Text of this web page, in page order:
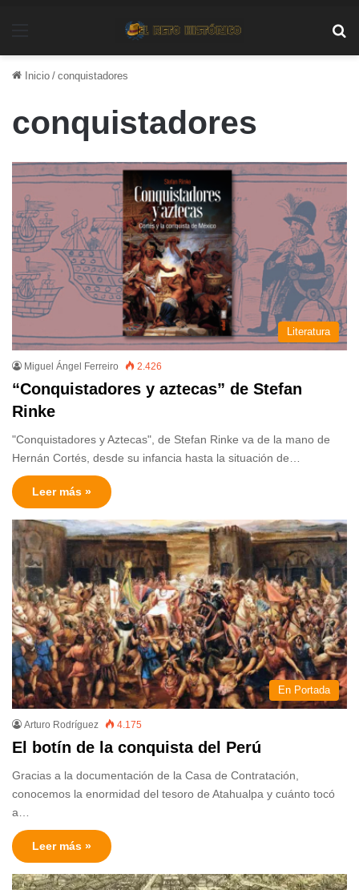
Inicio / conquistadores
conquistadores
Literatura
Miguel Ángel Ferreiro 2.426
“Conquistadores y aztecas” de Stefan
Rinke
"Conquistadores y Aztecas", de Stefan Rinke va de la mano de
Hernán Cortés, desde su infancia hasta la situación de…
Leer más »
En Portada
Arturo Rodríguez 4.175
El botín de la conquista del Perú
Gracias a la documentación de la Casa de Contratación,
conocemos la enormidad del tesoro de Atahualpa y cuánto tocó
a…
Leer más »